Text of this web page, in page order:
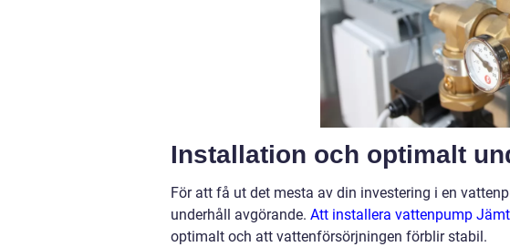
Installation och optimalt
För att få ut det mesta av din investering i en
underhåll avgörande. Att installera vattenpump
optimalt och att vattenförsörjningen förblir stabil.